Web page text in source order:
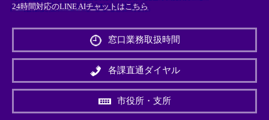
24時間対応のLINE AIチャットはこちら
外
リ
ン
＞
窓口業務取扱時間
各課直通ダイヤル
市役所・支所